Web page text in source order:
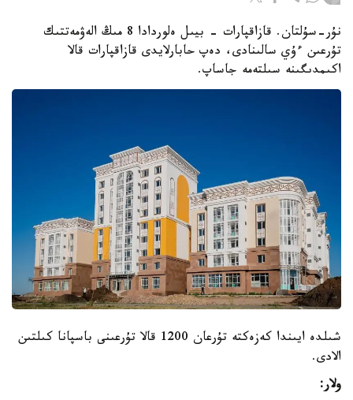
نۇر-سۇلتان. قازاقپارات - بيىل ەلوردادا 8 مىڭ الەۋمەتتىك
تۇرعىن ءۇي سالىنادى، دەپ حابارلايدى قازاقپارات قالا
اكىمدىگىنە سىلتەمە جاساپ.
شىلدە ايىندا كەزەكتە تۇرعان 1200 قالا تۇرعىنى باسپانا كىلتىن
الادى.
ولار: